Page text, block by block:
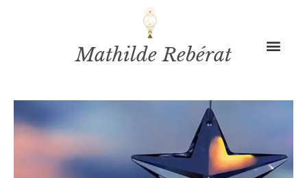
Mathilde Rebérat